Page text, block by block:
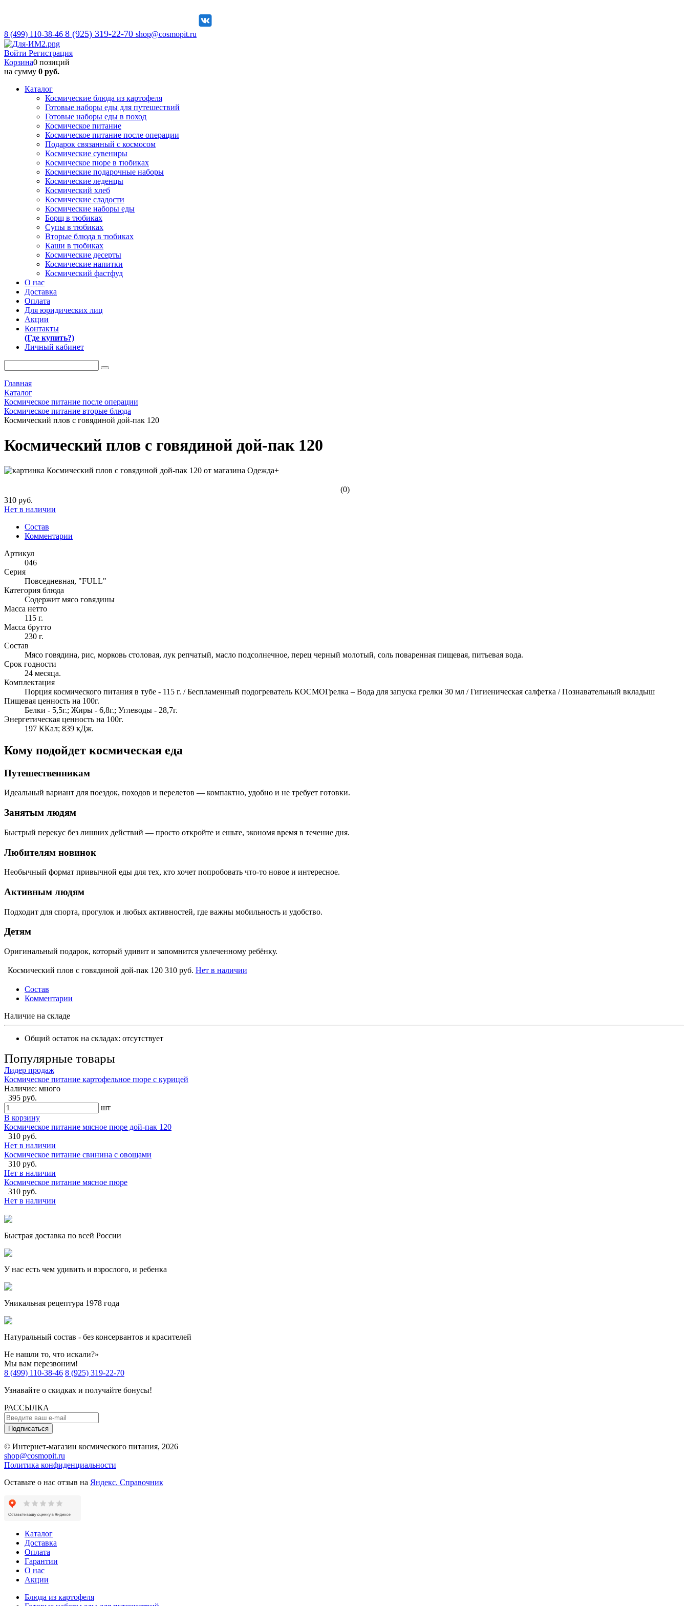
8 (499) 110-38-46 8 (925) 319-22-70 shop@cosmopit.ru
Войти Регистрация
Корзина0 позиций
на сумму 0 руб.
Каталог
Космические блюда из картофеля
Готовые наборы еды для путешествий
Готовые наборы еды в поход
Космическое питание
Космическое питание после операции
Подарок связанный с космосом
Космические сувениры
Космическое пюре в тюбиках
Космические подарочные наборы
Космические леденцы
Космический хлеб
Космические сладости
Космические наборы еды
Борщ в тюбиках
Супы в тюбиках
Вторые блюда в тюбиках
Каши в тюбиках
Космические десерты
Космические напитки
Космический фастфуд
О нас
Доставка
Оплата
Для юридических лиц
Акции
Контакты
(Где купить?)
Личный кабинет
Главная
Каталог
Космическое питание после операции
Космическое питание вторые блюда
Космический плов с говядиной дой-пак 120
Космический плов с говядиной дой-пак 120
(0)
310 руб.
Нет в наличии
Состав
Комментарии
Артикул
046
Серия
Повседневная, "FULL"
Категория блюда
Содержит мясо говядины
Масса нетто
115 г.
Масса брутто
230 г.
Состав
Мясо говядина, рис, морковь столовая, лук репчатый, масло подсолнечное, перец черный молотый, соль поваренная пищевая, питьевая вода.
Срок годности
24 месяца.
Комплектация
Порция космического питания в тубе - 115 г. / Беспламенный подогреватель КОСМОГрелка – Вода для запуска грелки 30 мл / Гигиеническая салфетка / Познавательный вкладыш
Пищевая ценность на 100г.
Белки - 5,5г.; Жиры - 6,8г.; Углеводы - 28,7г.
Энергетическая ценность на 100г.
197 ККал; 839 кДж.
Кому подойдет космическая еда
Путешественникам
Идеальный вариант для поездок, походов и перелетов — компактно, удобно и не требует готовки.
Занятым людям
Быстрый перекус без лишних действий — просто откройте и ешьте, экономя время в течение дня.
Любителям новинок
Необычный формат привычной еды для тех, кто хочет попробовать что-то новое и интересное.
Активным людям
Подходит для спорта, прогулок и любых активностей, где важны мобильность и удобство.
Детям
Оригинальный подарок, который удивит и запомнится увлеченному ребёнку.
Космический плов с говядиной дой-пак 120 310 руб. Нет в наличии
Состав
Комментарии
Наличие на складе
Общий остаток на складах: отсутствует
Популярные товары
Лидер продаж
Космическое питание картофельное пюре с курицей
Наличие: много
395 руб.
шт
В корзину
Космическое питание мясное пюре дой-пак 120
310 руб.
Нет в наличии
Космическое питание свинина с овощами
310 руб.
Нет в наличии
Космическое питание мясное пюре
310 руб.
Нет в наличии
Быстрая доставка по всей России
У нас есть чем удивить и взрослого, и ребенка
Уникальная рецептура 1978 года
Натуральный состав - без консервантов и красителей
Не нашли то, что искали?»
Мы вам перезвоним!
8 (499) 110-38-46 8 (925) 319-22-70
Узнавайте о скидках и получайте бонусы!
РАССЫЛКА
Подписаться
© Интернет-магазин космического питания, 2026
shop@cosmopit.ru
Политика конфиденциальности
Оставьте о нас отзыв на Яндекс. Справочник
Каталог
Доставка
Оплата
Гарантии
О нас
Акции
Блюда из картофеля